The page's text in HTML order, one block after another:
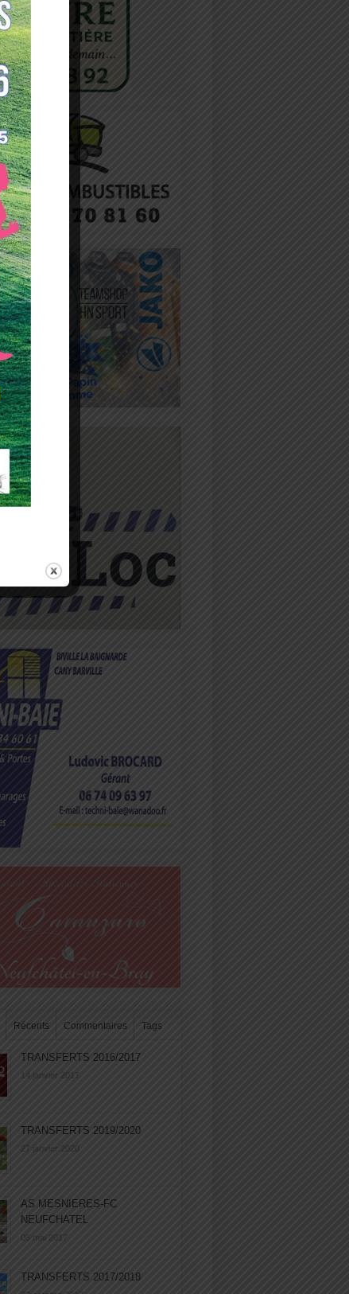
Récents Commentaires Tags
TRANSFERTS 2016/2017
14 janvier 2017
TRANSFERTS 2019/2020
27 janvier 2020
AS MESNIERES-FC
NEUFCHATEL
05 mai 2017
TRANSFERTS 2017/2018